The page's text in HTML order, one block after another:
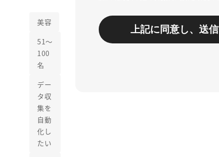
美容
51〜
100
名
デー
タ収
集を
自動
化し
たい
上記に同意し、送